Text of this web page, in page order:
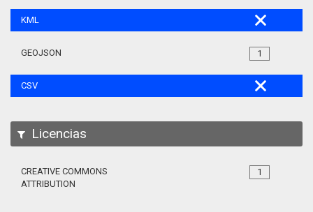
KML
1
GEOJSON
CSV
Licencias
1
CREATIVE COMMONS
ATTRIBUTION